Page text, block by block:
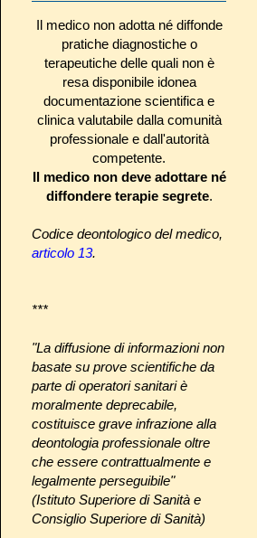
Il medico non adotta né diffonde
pratiche diagnostiche o
terapeutiche delle quali non è
resa disponibile idonea
documentazione scientifica e
clinica valutabile dalla comunità
professionale e dall'autorità
competente.
Il medico non deve adottare né
diffondere terapie segrete.
Codice deontologico del medico,
articolo 13.
***
"La diffusione di informazioni non
basate su prove scientifiche da
parte di operatori sanitari è
moralmente deprecabile,
costituisce grave infrazione alla
deontologia professionale oltre
che essere contrattualmente e
legalmente perseguibile"
(Istituto Superiore di Sanità e
Consiglio Superiore di Sanità)